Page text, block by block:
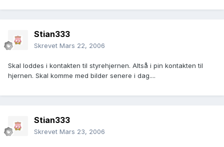
Stian333
Skrevet Mars 22, 2006
Skal loddes i kontakten til styrehjernen. Altså i pin kontakten til
hjernen. Skal komme med bilder senere i dag....
Stian333
Skrevet Mars 23, 2006